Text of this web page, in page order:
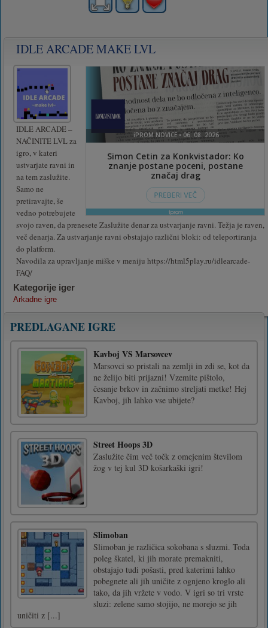
IDLE ARCADE MAKE LVL
IDLE ARCADE –
NAČINITE LVL za
igro, v kateri
ustvarjate ravni in
na tem zaslužite.
Samo ne
pretiravajte, še
vedno potrebujete
svojo raven, da prenesete Zaslužite denar za ustvarjanje ravni. Težja je raven,
več denarja. Za ustvarjanje ravni obstajajo različni bloki: od teleportiranja
do platform.
Navodila za upravljanje miške v meniju https://html5play.ru/idlearcade-
FAQ/
Kategorije iger
Arkadne igre
PREDLAGANE IGRE
Kavboj VS Marsovcev
Marsovci so pristali na zemlji in zdi se, kot da
ne želijo biti prijazni! Vzemite pištolo,
česanje brkov in začnimo streljati metke! Hej
Kavboj, jih lahko vse ubijete?
Street Hoops 3D
Zaslužite čim več točk z omejenim številom
žog v tej kul 3D košarkaški igri!
Slimoban
Slimoban je različica sokobana s sluzmi. Toda
poleg škatel, ki jih morate premakniti,
obstajajo tudi pošasti, pred katerimi lahko
pobegnete ali jih uničite z ognjeno kroglo ali
tako, da jih vržete v vodo. V igri so tri vrste
sluzi: zelene samo stojijo, ne morejo se jih
uničiti z [...]